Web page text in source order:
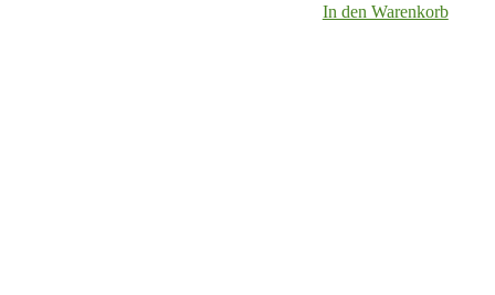
In den Warenkorb